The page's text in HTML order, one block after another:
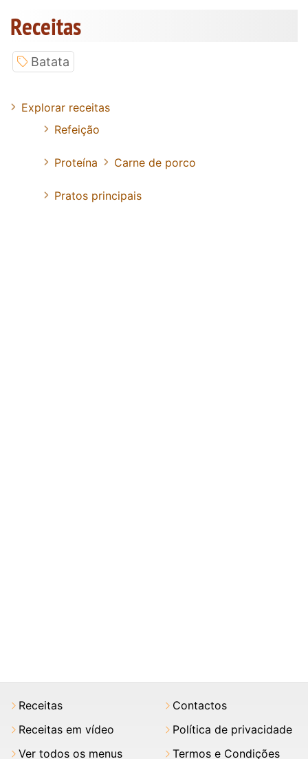
Receitas
Batata
Explorar receitas
Refeição
Proteína Carne de porco
Pratos principais
Receitas
Receitas em vídeo
Ver todos os menus
Contactos
Política de privacidade
Termos e Condições